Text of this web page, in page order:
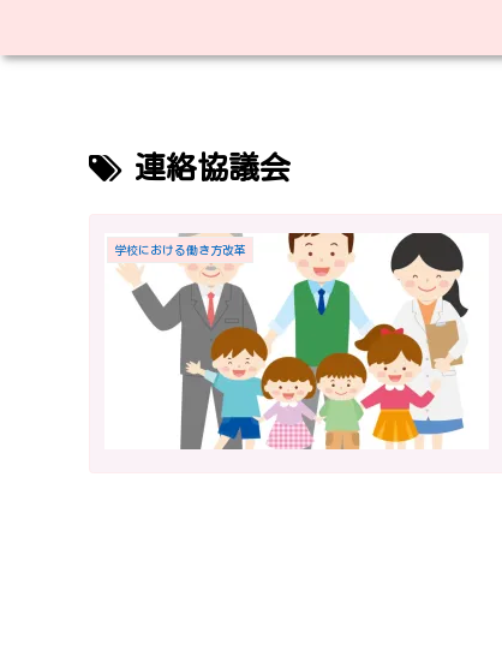
連絡協議会
学校における働き方改革